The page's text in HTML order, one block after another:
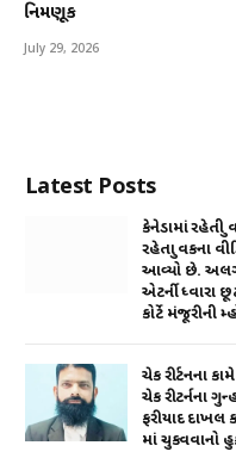
નિમણૂક
July 29, 2026
Latest Posts
કેનેડામાં રહેતી
રહેતા યુવકના
આવ્યો છે.
એટર્ની ધ્વારા
કોર્ટે મંજૂરીની
ચેક રીર્ટનના
ચેક રીટર્નના
ફરીયાદ દાખલ
માં ચુકવવાનો